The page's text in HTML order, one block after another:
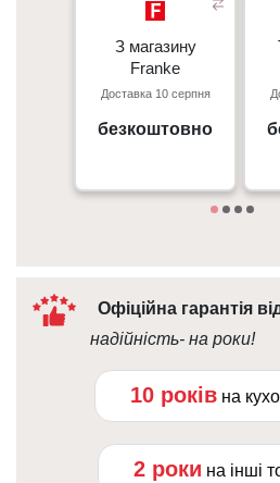
З магазину
Franke
Доставка 10 серпня
безкоштовно
З магазину
Franke
Київ, пр. С. Бандери 23, ТЦ
м.
Офіційна гарантія
надійність- на роки!
10 років на
2 роки на інші